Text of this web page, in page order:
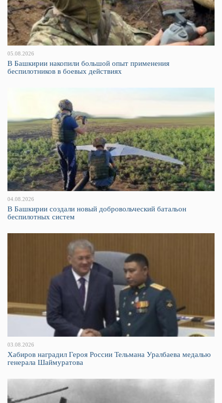
05.08.2026
В Башкирии накопили большой опыт применения
беспилотников в боевых действиях
04.08.2026
В Башкирии создали новый добровольческий батальон
беспилотных систем
03.08.2026
Хабиров наградил Героя России Тельмана Уралбаева медалью
генерала Шаймуратова